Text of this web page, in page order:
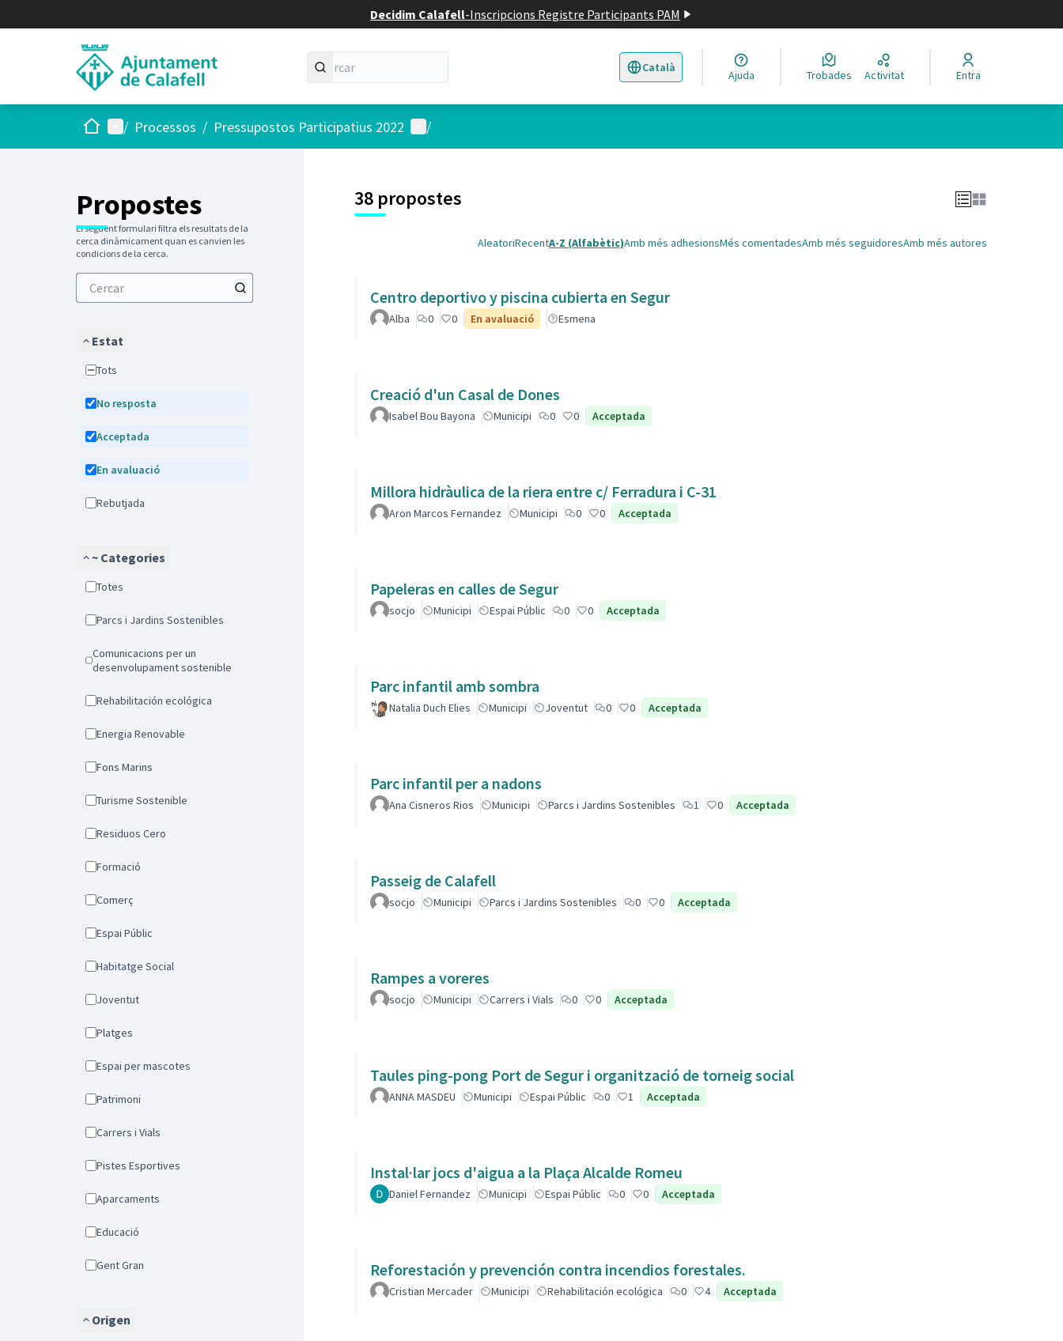
Decidim Calafell-Inscripcions Registre Participants PAM
Català
Triar la llengua Elegir el idioma
Ajuda Trobades Activitat Entra
Inici Menú principal
/ Processos / Pressupostos Participatius 2022 Menú d'usuari
/
Propostes
El següent formulari filtra els resultats de la
cerca dinàmicament quan es canvien les
condicions de la cerca.
Estat
Tots
No resposta
Acceptada
En avaluació
Rebutjada
~ Categories
Totes
Parcs i Jardins Sostenibles
Comunicacions per un
desenvolupament sostenible
Rehabilitación ecológica
Energia Renovable
Fons Marins
Turisme Sostenible
Residuos Cero
Formació
Comerç
Espai Públic
Habitatge Social
Joventut
Platges
Espai per mascotes
Patrimoni
Carrers i Vials
Pistes Esportives
Aparcaments
Educació
Gent Gran
Origen
38 propostes
AleatoriRecentA-Z (Alfabètic)Amb més adhesionsMés comentadesAmb més seguidoresAmb més autores
Centro deportivo y piscina cubierta en Segur
Alba 0 0 En avaluació Esmena
Creació d'un Casal de Dones
Isabel Bou Bayona Municipi 0 0 Acceptada
Millora hidràulica de la riera entre c/ Ferradura i C-31
Aron Marcos Fernandez Municipi 0 0 Acceptada
Papeleras en calles de Segur
socjo Municipi Espai Públic 0 0 Acceptada
Parc infantil amb sombra
Natalia Duch Elies Municipi Joventut 0 0 Acceptada
Parc infantil per a nadons
Ana Cisneros Rios Municipi Parcs i Jardins Sostenibles 1 0 Acceptada
Passeig de Calafell
socjo Municipi Parcs i Jardins Sostenibles 0 0 Acceptada
Rampes a voreres
socjo Municipi Carrers i Vials 0 0 Acceptada
Taules ping-pong Port de Segur i organització de torneig social
ANNA MASDEU Municipi Espai Públic 0 1 Acceptada
Instal·lar jocs d'aigua a la Plaça Alcalde Romeu
Daniel Fernandez Municipi Espai Públic 0 0 Acceptada
Reforestación y prevención contra incendios forestales.
Cristian Mercader Municipi Rehabilitación ecológica 0 4 Acceptada